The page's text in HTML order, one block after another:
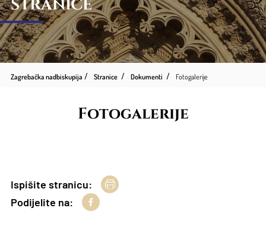
STRANICE
Zagrebačka nadbiskupija Stranice Dokumenti Fotogalerije
Fotogalerije
Ispišite stranicu:
Podijelite na: